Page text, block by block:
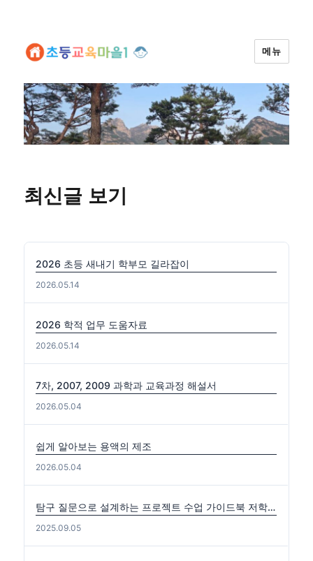
메뉴
최신글 보기
2026 초등 새내기 학부모 길라잡이
2026.05.14
2026 학적 업무 도움자료
2026.05.14
7차, 2007, 2009 과학과 교육과정 해설서
2026.05.04
쉽게 알아보는 용액의 제조
2026.05.04
탐구 질문으로 설계하는 프로젝트 수업 가이드북 저학년편. 중·고학년편
2025.09.05